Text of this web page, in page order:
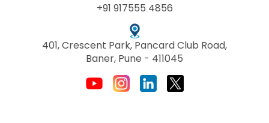
+91 917555 4856
401, Crescent Park, Pancard Club Road,
Baner, Pune - 411045